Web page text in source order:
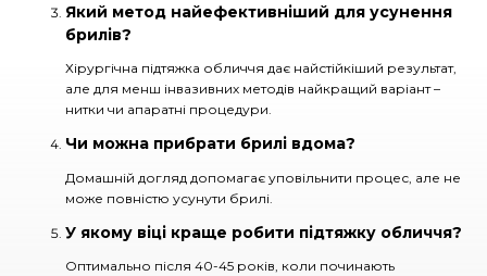
Який метод найефективніший для усунення
брилів?
Хірургічна підтяжка обличчя дає найстійкіший результат,
але для менш інвазивних методів найкращий варіант –
нитки чи апаратні процедури.
Чи можна прибрати брилі вдома?
Домашній догляд допомагає уповільнити процес, але не
може повністю усунути брилі.
У якому віці краще робити підтяжку обличчя?
Оптимально після 40-45 років, коли починають